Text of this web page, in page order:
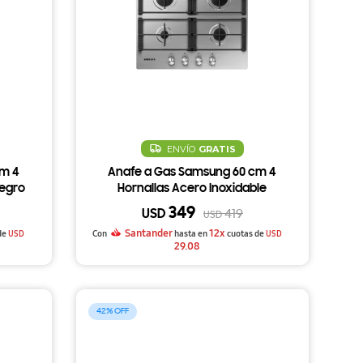
4
USD
ENVÍO GRATIS
Anafe a Gas Samsung 60 cm 4
Hornallas Acero Inoxidable
USD 349 USD 419
Con Santander hasta en12x cuotas deUSD
29.08
42